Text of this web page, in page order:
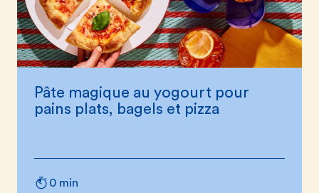
Pâte magique au yogourt pour
pains plats, bagels et pizza
0 min